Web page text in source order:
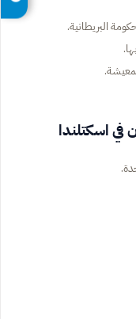
البريطانية.
في اسكتلندا